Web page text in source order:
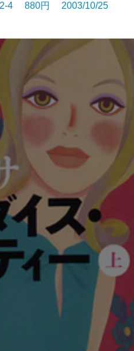
4 880円 2003/10/25